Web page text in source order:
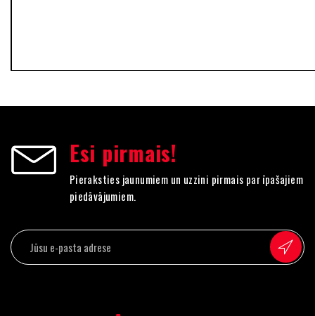
Esi pirmais!
Pieraksties jaunumiem un uzzini pirmais par īpašajiem
piedāvājumiem.